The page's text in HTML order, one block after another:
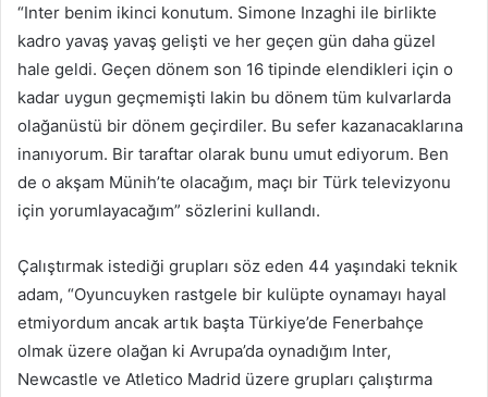
“Inter benim ikinci konutum. Simone Inzaghi ile birlikte
kadro yavaş yavaş gelişti ve her geçen gün daha güzel
hale geldi. Geçen dönem son 16 tipinde elendikleri için o
kadar uygun geçmemişti lakin bu dönem tüm kulvarlarda
olağanüstü bir dönem geçirdiler. Bu sefer kazanacaklarına
inanıyorum. Bir taraftar olarak bunu umut ediyorum. Ben
de o akşam Münih’te olacağım, maçı bir Türk televizyonu
için yorumlayacağım” sözlerini kullandı.
Çalıştırmak istediği grupları söz eden 44 yaşındaki teknik
adam, “Oyuncuyken rastgele bir kulüpte oynamayı hayal
etmiyordum ancak artık başta Türkiye’de Fenerbahçe
olmak üzere olağan ki Avrupa’da oynadığım Inter,
Newcastle ve Atletico Madrid üzere grupları çalıştırma